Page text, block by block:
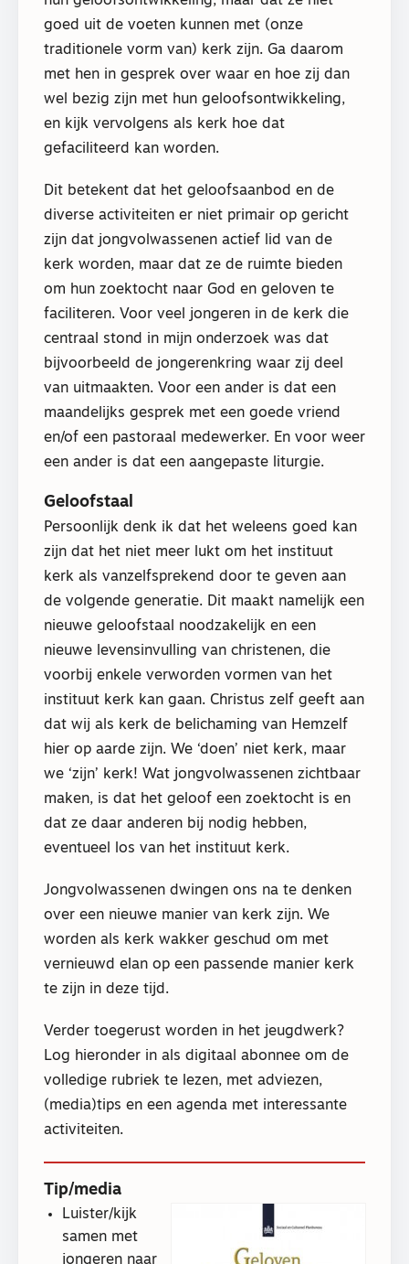
goed uit de voeten kunnen met (onze
traditionele vorm van) kerk zijn. Ga daarom
met hen in gesprek over waar en hoe zij dan
wel bezig zijn met hun geloofsontwikkeling,
en kijk vervolgens als kerk hoe dat
gefaciliteerd kan worden.
Dit betekent dat het geloofsaanbod en de
diverse activiteiten er niet primair op gericht
zijn dat jongvolwassenen actief lid van de
kerk worden, maar dat ze de ruimte bieden
om hun zoektocht naar God en geloven te
faciliteren. Voor veel jongeren in de kerk die
centraal stond in mijn onderzoek was dat
bijvoorbeeld de jongerenkring waar zij deel
van uitmaakten. Voor een ander is dat een
maandelijks gesprek met een goede vriend
en/of een pastoraal medewerker. En voor weer
een ander is dat een aangepaste liturgie.
Geloofstaal
Persoonlijk denk ik dat het weleens goed kan
zijn dat het niet meer lukt om het instituut
kerk als vanzelfsprekend door te geven aan
de volgende generatie. Dit maakt namelijk een
nieuwe geloofstaal noodzakelijk en een
nieuwe levensinvulling van christenen, die
voorbij enkele verworden vormen van het
instituut kerk kan gaan. Christus zelf geeft aan
dat wij als kerk de belichaming van Hemzelf
hier op aarde zijn. We ‘doen’ niet kerk, maar
we ‘zijn’ kerk! Wat jongvolwassenen zichtbaar
maken, is dat het geloof een zoektocht is en
dat ze daar anderen bij nodig hebben,
eventueel los van het instituut kerk.
Jongvolwassenen dwingen ons na te denken
over een nieuwe manier van kerk zijn. We
worden als kerk wakker geschud om met
vernieuwd elan op een passende manier kerk
te zijn in deze tijd.
Verder toegerust worden in het jeugdwerk?
Log hieronder in als digitaal abonnee om de
volledige rubriek te lezen, met adviezen,
(media)tips en een agenda met interessante
activiteiten.
Tip/media
Luister/kijk
samen met
jongeren naar